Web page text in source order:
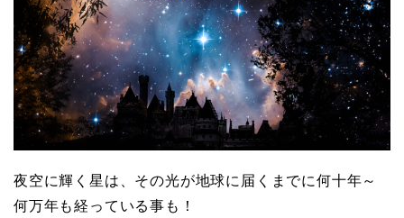
夜空に輝く星は、その光が地球に届くまでに何十年～
何万年も経っている事も！